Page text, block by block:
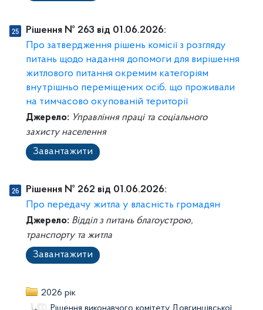
Рішення № 263 від 01.06.2026:
Про затвердження рішень комісії з розгляду
питань щодо надання допомоги для вирішення
житлового питання окремим категоріям
внутрішньо переміщених осіб, що проживали
на тимчасово окупованій території
Джерело: Управління праці та соціального
захисту населення
Завантажити
Рішення № 262 від 01.06.2026:
Про передачу житла у власність громадян
Джерело: Відділ з питань благоустрою,
транспорту та житла
Завантажити
2026 рік